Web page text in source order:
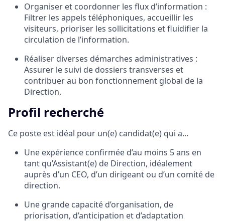
Organiser et coordonner les flux d’information :
Filtrer les appels téléphoniques, accueillir les
visiteurs, prioriser les sollicitations et fluidifier la
circulation de l’information.
Réaliser diverses démarches administratives :
Assurer le suivi de dossiers transverses et
contribuer au bon fonctionnement global de la
Direction.
Profil recherché
Ce poste est idéal pour un(e) candidat(e) qui a...
Une expérience confirmée d’au moins 5 ans en
tant qu’Assistant(e) de Direction, idéalement
auprès d’un CEO, d’un dirigeant ou d’un comité de
direction.
Une grande capacité d’organisation, de
priorisation, d’anticipation et d’adaptation